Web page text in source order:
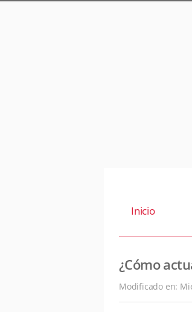
Inicio
¿Cómo
Modificado en: